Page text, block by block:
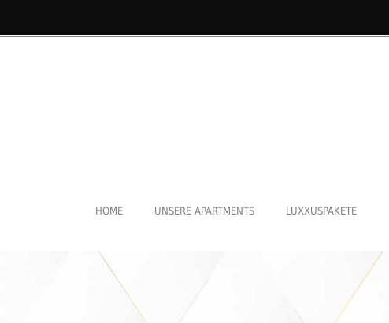
HOME UNSERE APARTMENTS LUXXUSPAKETE